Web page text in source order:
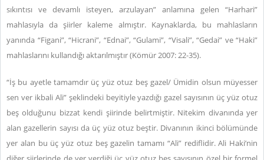
sıkıntısı ve devamlı isteyen, arzulayan” anlamına gelen “Harhari”
mahlasıyla da şiirler kaleme almıştır. Kaynaklarda, bu mahlasların
yanında “Figani”, “Hicrani”, “Ednai”, “Gulami”, “Visali”, “Gedai” ve “Haki”
mahlaslarını kullandığı aktarılmıştır (Kömür 2007: 22-35).
“İş bu ayetle tamamdır üç yüz otuz beş gazel/ Ümidin olsun müyesser
sen ver ikbali Ali” şeklindeki beyitiyle yazdığı gazel sayısının üç yüz otuz
beş olduğunu bizzat kendi şiirinde belirtmiştir. Nitekim divanında yer
alan gazellerin sayısı da üç yüz otuz beştir. Divanının ikinci bölümünde
yer alan bu üç yüz otuz beş gazelin tamamı “Ali” rediflidir. Ali Haki’nin